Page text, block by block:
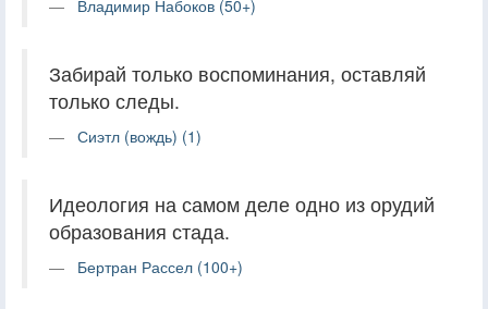
Владимир Набоков (50+)
Забирай только воспоминания, оставляй
только следы.
Сиэтл (вождь) (1)
Идеология на самом деле одно из орудий
образования стада.
Бертран Рассел (100+)